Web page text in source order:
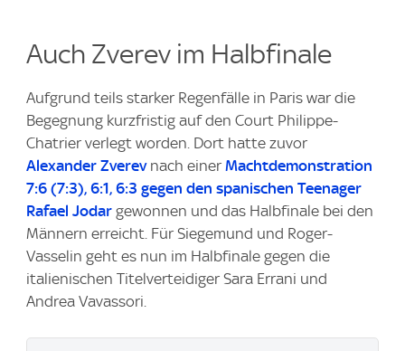
Auch Zverev im Halbfinale
Aufgrund teils starker Regenfälle in Paris war die
Begegnung kurzfristig auf den Court Philippe-
Chatrier verlegt worden. Dort hatte zuvor
Alexander Zverevnach einer Machtdemonstration
7:6 (7:3), 6:1, 6:3 gegen den spanischen Teenager
Rafael Jodar gewonnen und das Halbfinale bei den
Männern erreicht. Für Siegemund und Roger-
Vasselin geht es nun im Halbfinale gegen die
italienischen Titelverteidiger Sara Errani und
Andrea Vavassori.